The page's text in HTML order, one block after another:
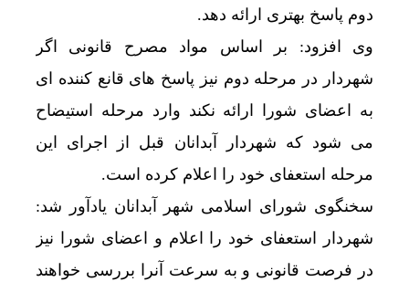
دوم پاسخ بهتری ارائه دهد.
وی افزود: بر اساس مواد مصرح قانونی اگر
شهردار در مرحله دوم نیز پاسخ های قانع کننده ای
به اعضای شورا ارائه نکند وارد مرحله استیضاح
می شود که شهردار آبدانان قبل از اجرای این
مرحله استعفای خود را اعلام کرده است.
سخنگوی شورای اسلامی شهر آبدانان یادآور شد:
شهردار استعفای خود را اعلام و اعضای شورا نیز
در فرصت قانونی و به سرعت آنرا بررسی خواهند